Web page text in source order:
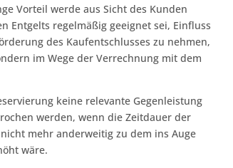
Vorteil werde aus Sicht des Kunden
Entgelts regelmäßig geeignet sei, Einfluss
des Kaufentschlusses zu nehmen,
im Wege der Verrechnung mit dem
keine relevante Gegenleistung
werden, wenn die Zeitdauer der
mehr anderweitig zu dem ins Auge
wäre.